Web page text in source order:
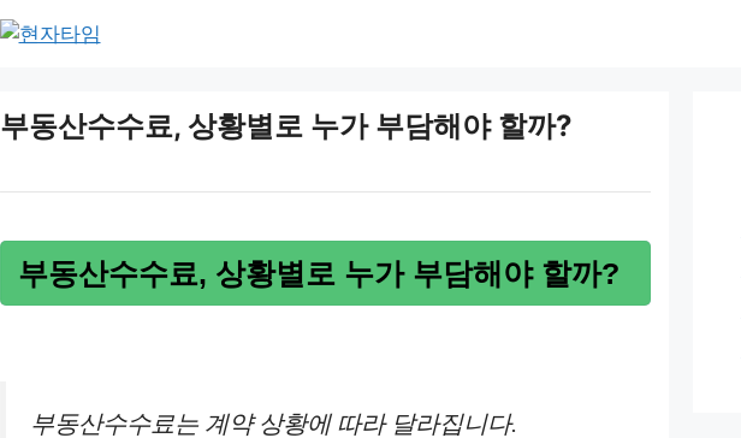
부동산수수료, 상황별로 누가 부담해야 할까?
부동산수수료, 상황별로 누가 부담해야 할까?
부동산수수료는 계약 상황에 따라 달라집니다.